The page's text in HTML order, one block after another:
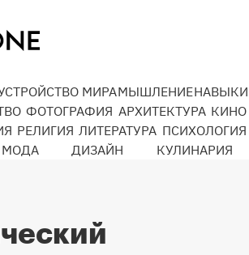
МИРАМЫШЛЕНИЕНАВЫКИ
ФОТОГРАФИЯ АРХИТЕКТУРА КИНО
РЕЛИГИЯ ЛИТЕРАТУРА ПСИХОЛОГИЯ
МОДА ДИЗАЙН КУЛИНАРИЯ